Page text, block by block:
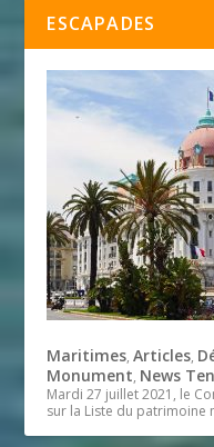
ESCAPADES
Maritimes,Articles,
Monument, News
Mardi 27 juillet 2021, le
sur la Liste du patrimoine